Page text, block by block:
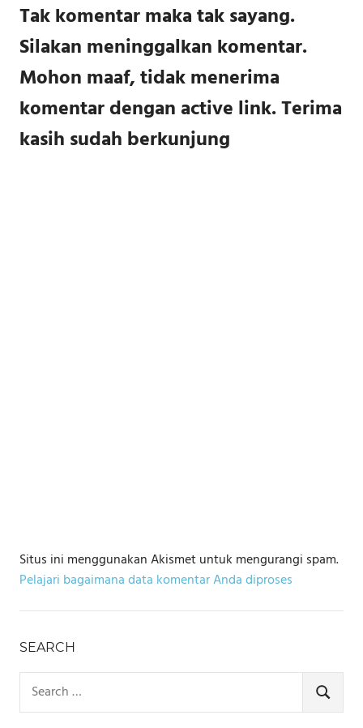
Tak komentar maka tak sayang.
Silakan meninggalkan komentar.
Mohon maaf, tidak menerima
komentar dengan active link. Terima
kasih sudah berkunjung
Situs ini menggunakan Akismet untuk mengurangi spam.
Pelajari bagaimana data komentar Anda diproses
SEARCH
for:
SEARCH